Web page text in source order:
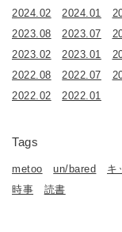
2024.02
2024.01
2023.08
2023.07
2023.02
2023.01
2022.08
2022.07
2022.02
2022.01
Tags
metoo un/bared キ
時事
読書